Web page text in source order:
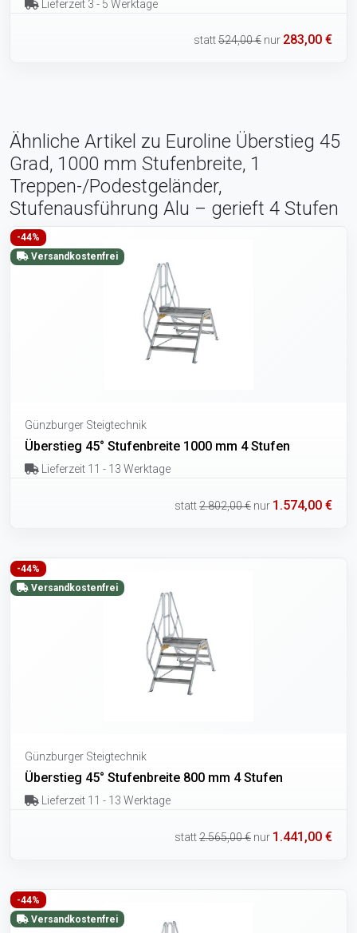
Lieferzeit 3 - 5 Werktage
statt524,00 € nur 283,00 €
Ähnliche Artikel zu Euroline Überstieg 45
Grad, 1000 mm Stufenbreite, 1
Treppen-/Podestgeländer,
Stufenausführung Alu – gerieft 4 Stufen
-44%
Versandkostenfrei
Günzburger Steigtechnik
Überstieg 45° Stufenbreite 1000 mm 4 Stufen
Lieferzeit 11 - 13 Werktage
statt2.802,00 € nur 1.574,00 €
-44%
Versandkostenfrei
Günzburger Steigtechnik
Überstieg 45° Stufenbreite 800 mm 4 Stufen
Lieferzeit 11 - 13 Werktage
statt2.565,00 € nur 1.441,00 €
-44%
Versandkostenfrei